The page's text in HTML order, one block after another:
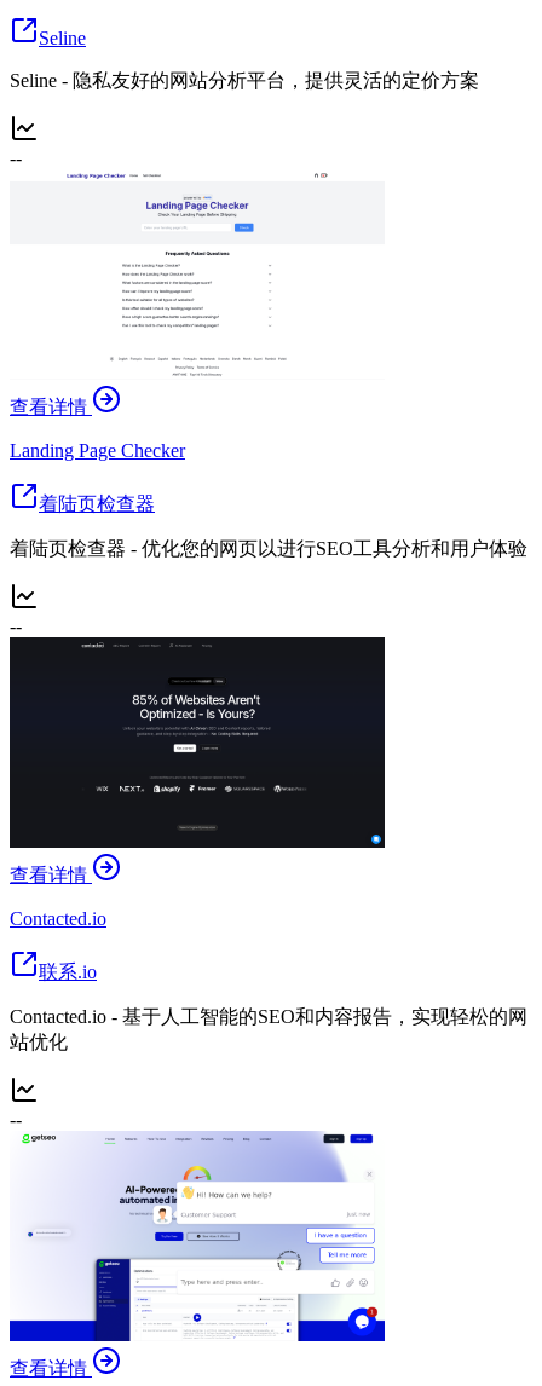
Seline
Seline - 隐私友好的网站分析平台，提供灵活的定价方案
--
查看详情
Landing Page Checker
着陆页检查器
着陆页检查器 - 优化您的网页以进行SEO工具分析和用户体验
--
查看详情
Contacted.io
联系.io
Contacted.io - 基于人工智能的SEO和内容报告，实现轻松的网
站优化
--
查看详情